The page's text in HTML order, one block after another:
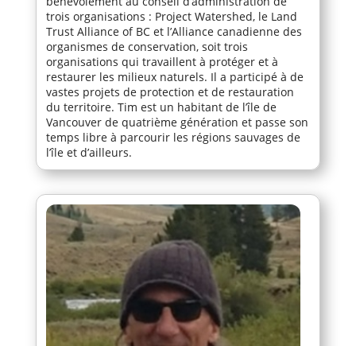
trois organisations : Project Watershed, le Land
Trust Alliance of BC et l’Alliance canadienne des
organismes de conservation, soit trois
organisations qui travaillent à protéger et à
restaurer les milieux naturels. Il a participé à de
vastes projets de protection et de restauration
du territoire. Tim est un habitant de l’île de
Vancouver de quatrième génération et passe son
temps libre à parcourir les régions sauvages de
l’île et d’ailleurs.